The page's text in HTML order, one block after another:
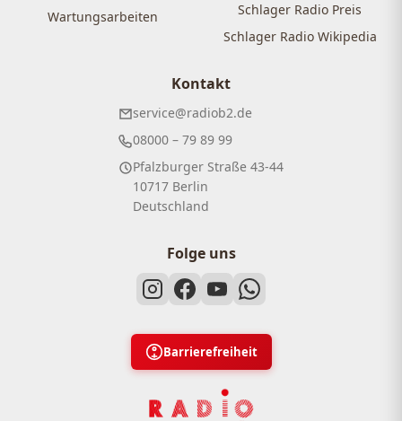
Wartungsarbeiten
Schlager Radio Preis
Schlager Radio Wikipedia
Kontakt
service@radiob2.de
08000 – 79 89 99
Pfalzburger Straße 43-44
10717 Berlin
Deutschland
Folge uns
Barrierefreiheit